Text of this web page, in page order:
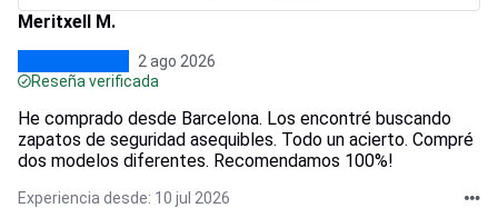
Meritxell M.
2 ago 2026
Reseña verificada
He comprado desde Barcelona. Los encontré buscando
zapatos de seguridad asequibles. Todo un acierto. Compré
dos modelos diferentes. Recomendamos 100%!
Experiencia desde: 10 jul 2026